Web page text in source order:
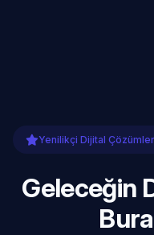
Yenilikçi Dijital Çözümler
Geleceğin